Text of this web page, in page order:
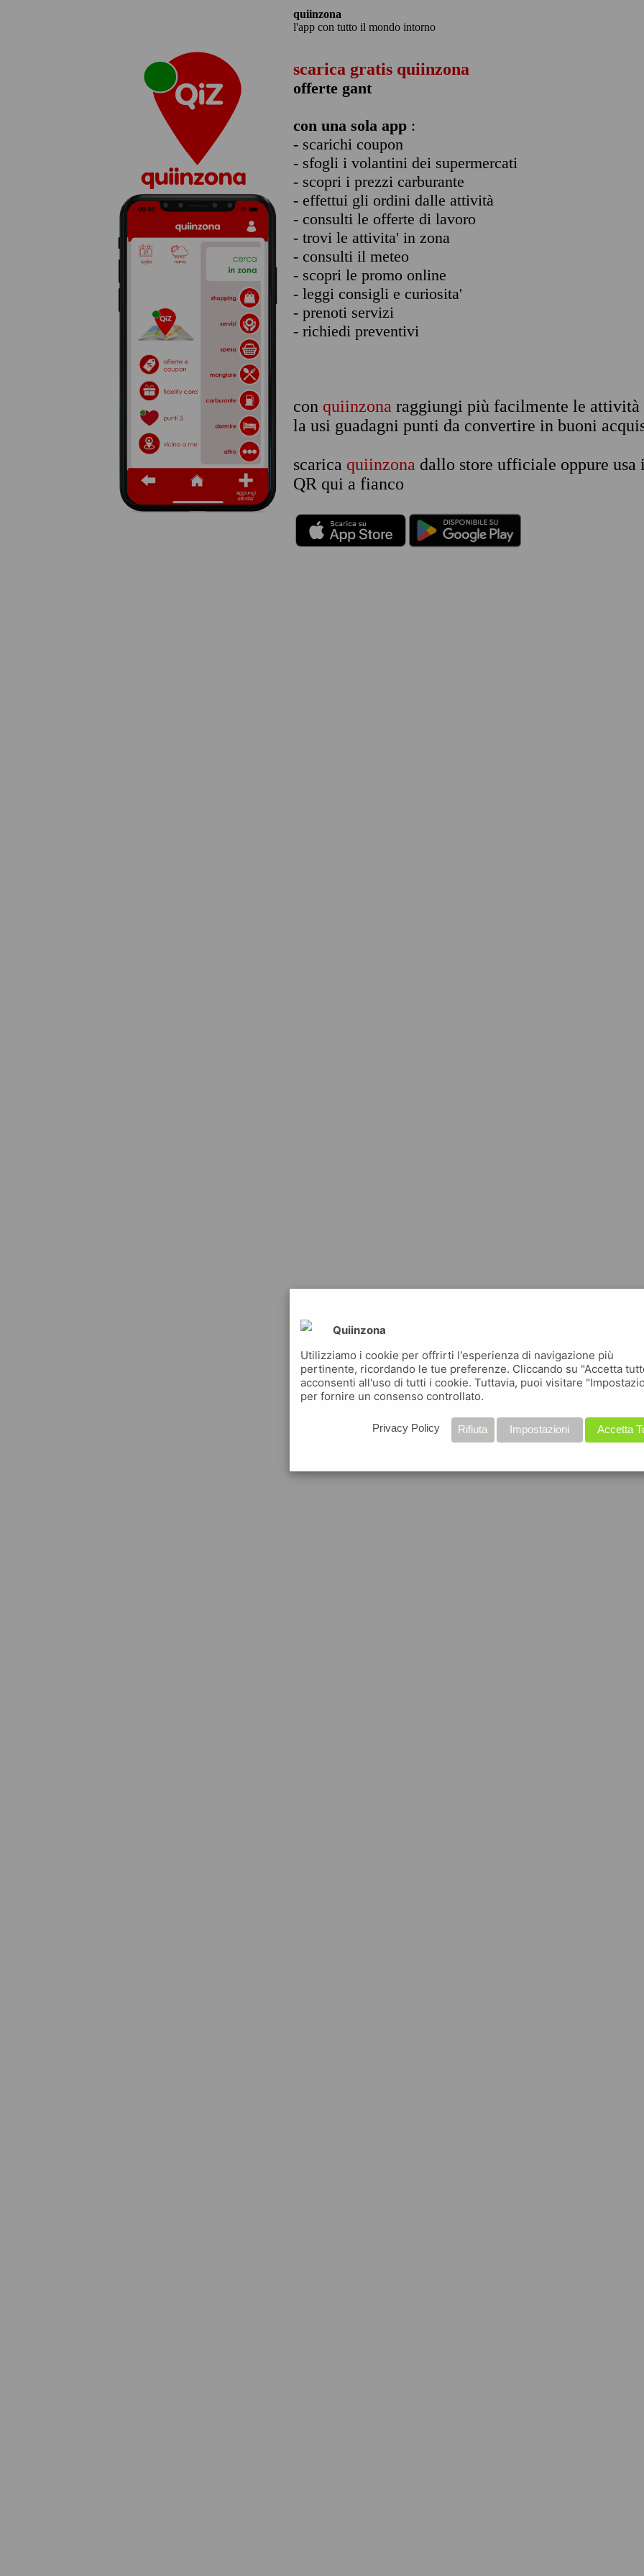
quiinzona
l'app con tutto il mondo intorno
scarica gratis quiinzona
offerte gant
con una sola app :
- scarichi coupon
- sfogli i volantini dei supermercati
- scopri i prezzi carburante
- effettui gli ordini dalle attività
- consulti le offerte di lavoro
- trovi le attivita' in zona
- consulti il meteo
- scopri le promo online
- leggi consigli e curiosita'
- prenoti servizi
- richiedi preventivi
con quiinzona raggiungi più facilmente le attività
la usi guadagni punti da convertire in buoni
scarica quiinzona dallo store ufficiale oppure usa
QR qui a fianco
Quiinzona
Utilizziamo i cookie per offrirti l'esperienza di navigazione più
pertinente, ricordando le tue preferenze. Cliccando su "Accetta
acconsenti all'uso di tutti i cookie. Tuttavia, puoi visitare
per fornire un consenso controllato.
Accetta
Impostazioni
Rifiuta
Privacy Policy